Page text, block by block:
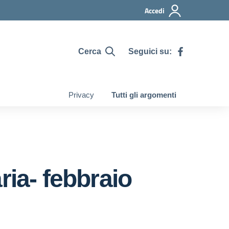
Accedi
Cerca Seguici su:
Privacy Tutti gli argomenti
febbraio